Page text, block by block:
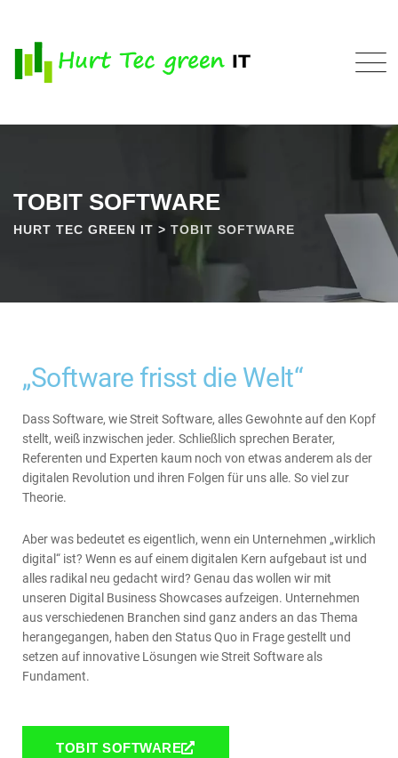
TOBIT SOFTWARE
HURT TEC GREEN IT > TOBIT SOFTWARE
„Software frisst die Welt“
Dass Software, wie Streit Software, alles Gewohnte auf den Kopf
stellt, weiß inzwischen jeder. Schließlich sprechen Berater,
Referenten und Experten kaum noch von etwas anderem als der
digitalen Revolution und ihren Folgen für uns alle. So viel zur
Theorie.
Aber was bedeutet es eigentlich, wenn ein Unternehmen „wirklich
digital“ ist? Wenn es auf einem digitalen Kern aufgebaut ist und
alles radikal neu gedacht wird? Genau das wollen wir mit
unseren Digital Business Showcases aufzeigen. Unternehmen
aus verschiedenen Branchen sind ganz anders an das Thema
herangegangen, haben den Status Quo in Frage gestellt und
setzen auf innovative Lösungen wie Streit Software als
Fundament.
TOBIT SOFTWARE